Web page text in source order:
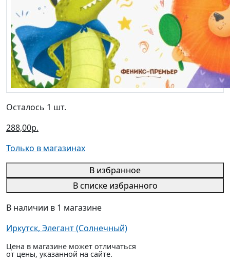
Осталось 1 шт.
288,00р.
Только в магазинах
В избранное
В списке избранного
В наличии в 1 магазине
Иркутск, Элегант (Солнечный)
Цена в магазине может отличаться
от цены, указанной на сайте.